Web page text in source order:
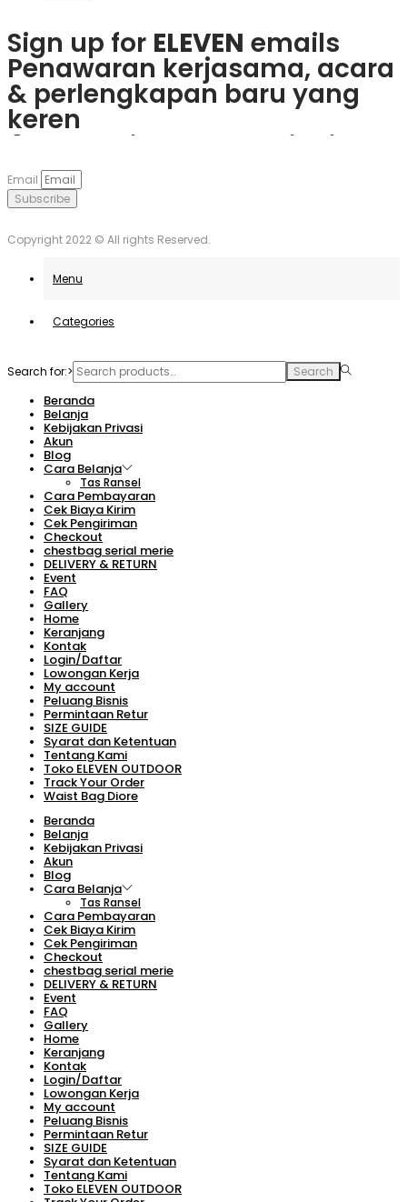
Sign up for ELEVEN emails
Penawaran kerjasama, acara
& perlengkapan baru yang
keren
Rasakan keseruan plinko slot
dan menangkan hadiah
nyata langsung dari ponsel
Mainkan 1win dan nikmati
berbagai bonus menarik dan
game populer.
Če obožujete vznemirjenje
igralnic, je
mesto. Uživajte v igrah in
Visita goobet y gana hoy. ¡Es
muy sencillo y divertido!
Email
Subscribe
Copyright 2022 © All rights Reserved.
Menu
Categories
Search for:> Search
Beranda
Belanja
Kebijakan Privasi
Akun
Blog
Cara Belanja
Tas Ransel
Cara Pembayaran
Cek Biaya Kirim
Cek Pengiriman
Checkout
chestbag serial merie
DELIVERY & RETURN
Event
FAQ
Gallery
Home
Keranjang
Kontak
Login/Daftar
Lowongan Kerja
My account
Peluang Bisnis
Permintaan Retur
SIZE GUIDE
Syarat dan Ketentuan
Tentang Kami
Toko ELEVEN OUTDOOR
Track Your Order
Waist Bag Diore
Beranda
Belanja
Kebijakan Privasi
Akun
Blog
Cara Belanja
Tas Ransel
Cara Pembayaran
Cek Biaya Kirim
Cek Pengiriman
Checkout
chestbag serial merie
DELIVERY & RETURN
Event
FAQ
Gallery
Home
Keranjang
Kontak
Login/Daftar
Lowongan Kerja
My account
Peluang Bisnis
Permintaan Retur
SIZE GUIDE
Syarat dan Ketentuan
Tentang Kami
Toko ELEVEN OUTDOOR